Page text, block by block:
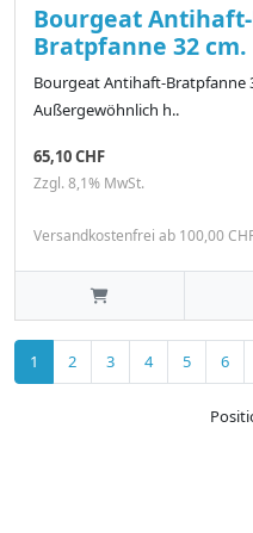
Bourgeat
Bratpfanne 32 cm.
Bourgeat Antihaft-Bratpfanne
Außergewöhnlich h..
65,10 CHF
Zzgl. 8,1% MwSt.
Versandkostenfrei ab 100,00
1 2 3 4 5 6